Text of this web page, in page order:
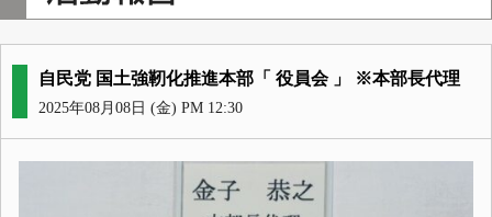
自民党 国土強靭化推進本部「 役員会 」 ※本部長代理
2025年08月08日 (金) PM 12:30